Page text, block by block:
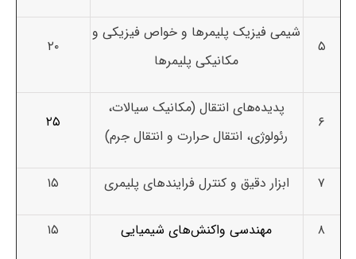
۵
شیمی فیزیک پلیمرها و خواص فیزیکی و
مکانیکی پلیمرها
۲۰
۶
پدیده‌های انتقال (مکانیک سیالات،
رئولوژی، انتقال حرارت و انتقال جرم)
۲۵
۷ ابزار دقیق و کنترل فرایندهای پلیمری ۱۵
۸ مهندسی واکنش‌های شیمیایی ۱۵